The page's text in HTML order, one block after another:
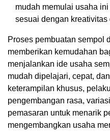
mudah memulai usaha
sesuai dengan kreativitas
Proses pembuatan sempol
memberikan kemudahan
menjalankan ide usaha
mudah dipelajari, cepat,
keterampilan khusus,
pengembangan rasa,
pemasaran untuk menarik
mengembangkan usaha